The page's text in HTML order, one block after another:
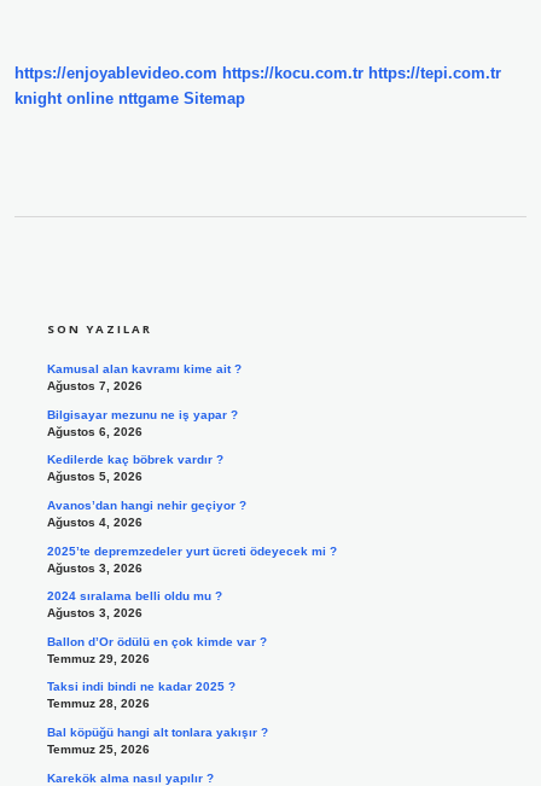
https://enjoyablevideo.com https://kocu.com.tr https://tepi.com.tr
knight online nttgame Sitemap
SON YAZILAR
Kamusal alan kavramı kime ait ?
Ağustos 7, 2026
Bilgisayar mezunu ne iş yapar ?
Ağustos 6, 2026
Kedilerde kaç böbrek vardır ?
Ağustos 5, 2026
Avanos’dan hangi nehir geçiyor ?
Ağustos 4, 2026
2025’te depremzedeler yurt ücreti ödeyecek mi ?
Ağustos 3, 2026
2024 sıralama belli oldu mu ?
Ağustos 3, 2026
Ballon d’Or ödülü en çok kimde var ?
Temmuz 29, 2026
Taksi indi bindi ne kadar 2025 ?
Temmuz 28, 2026
Bal köpüğü hangi alt tonlara yakışır ?
Temmuz 25, 2026
Karekök alma nasıl yapılır ?